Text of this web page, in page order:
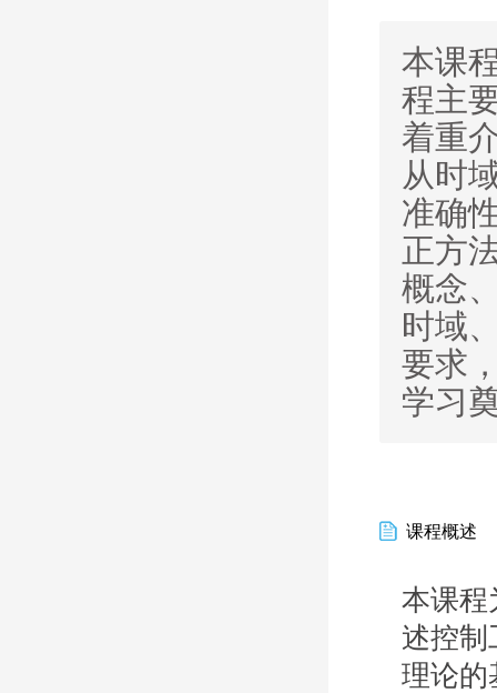
本课
程主
着重
从时
准确
正方
概念
时域
要求
学习
课程概述
本课程
述控制
理论的